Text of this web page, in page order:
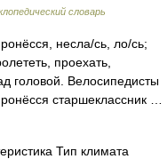
словарь
несла/сь, ло/сь;
проехать,
головой. Велосипедисты
старшеклассник …
Тип климата